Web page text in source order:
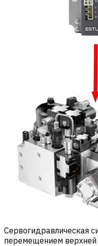
Сервогидравлическая
перемещением верхней